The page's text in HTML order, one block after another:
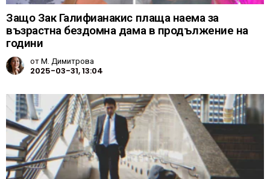
Защо Зак Галифианакис плаща наема за
възрастна бездомна дама в продължение на
години
отМ. Димитрова
2025-03-31, 13:04